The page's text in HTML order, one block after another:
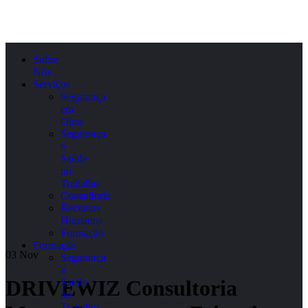
Sobre
Nós
Serviços
Segurança
em
Obra
Segurança
e
Saúde
no
Trabalho
Consultoria
Recursos
Humanos
Formação
Formação
Segurança
e
Saúde
no
03 Nov
DRIVEWIZ Consultoria